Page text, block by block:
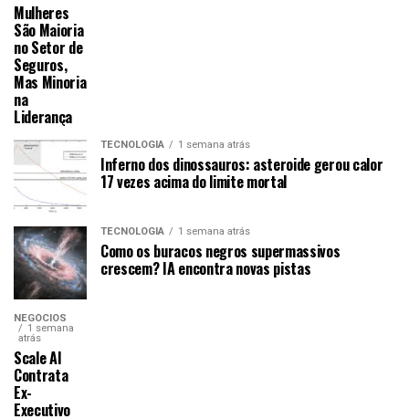
Mulheres
São Maioria
no Setor de
Seguros,
Mas Minoria
na
Liderança
TECNOLOGIA 1 semana atrás
Inferno dos dinossauros: asteroide gerou calor
17 vezes acima do limite mortal
TECNOLOGIA 1 semana atrás
Como os buracos negros supermassivos
crescem? IA encontra novas pistas
NEGÓCIOS
1 semana
atrás
Scale AI
Contrata
Ex-
Executivo